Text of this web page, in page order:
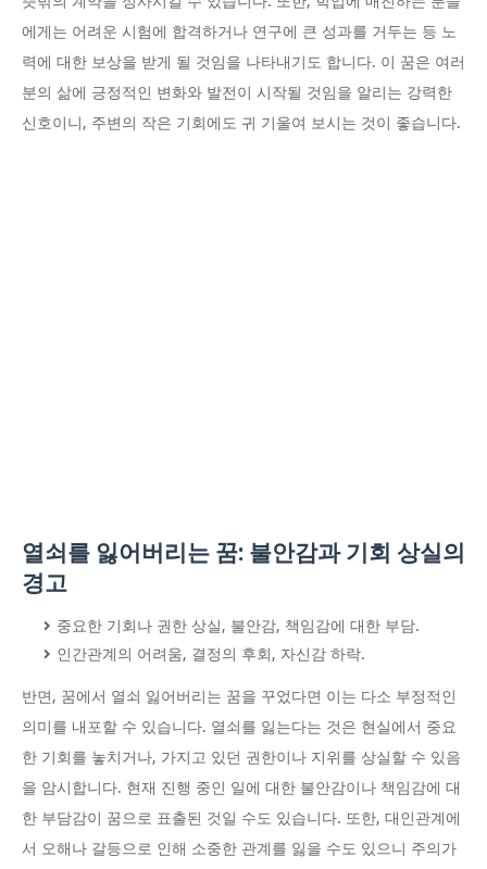
에게는 어려운 시험에 합격하거나 연구에 큰 성과를 거두는 등 노
력에 대한 보상을 받게 될 것임을 나타내기도 합니다. 이 꿈은 여러
분의 삶에 긍정적인 변화와 발전이 시작될 것임을 알리는 강력한
신호이니, 주변의 작은 기회에도 귀 기울여 보시는 것이 좋습니다.
열쇠를 잃어버리는 꿈: 불안감과 기회 상실의
경고
중요한 기회나 권한 상실, 불안감, 책임감에 대한 부담.
인간관계의 어려움, 결정의 후회, 자신감 하락.
반면, 꿈에서 열쇠 잃어버리는 꿈을 꾸었다면 이는 다소 부정적인
의미를 내포할 수 있습니다. 열쇠를 잃는다는 것은 현실에서 중요
한 기회를 놓치거나, 가지고 있던 권한이나 지위를 상실할 수 있음
을 암시합니다. 현재 진행 중인 일에 대한 불안감이나 책임감에 대
한 부담감이 꿈으로 표출된 것일 수도 있습니다. 또한, 대인관계에
서 오해나 갈등으로 인해 소중한 관계를 잃을 수도 있으니 주의가